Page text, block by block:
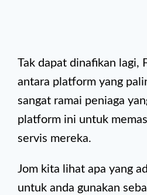
Tak dapat dinafikan lagi,
antara platform yang
sangat ramai peniaga
platform ini untuk
servis mereka.
Jom kita lihat apa yang
untuk anda gunakan